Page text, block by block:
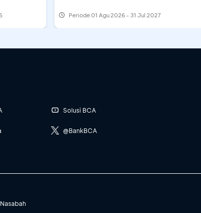
Periode01 Agu 2026 - 31 Jul 2027
Solusi BCA
@BankBCA